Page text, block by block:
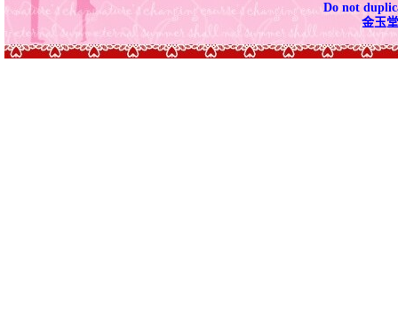
Do not
金玉